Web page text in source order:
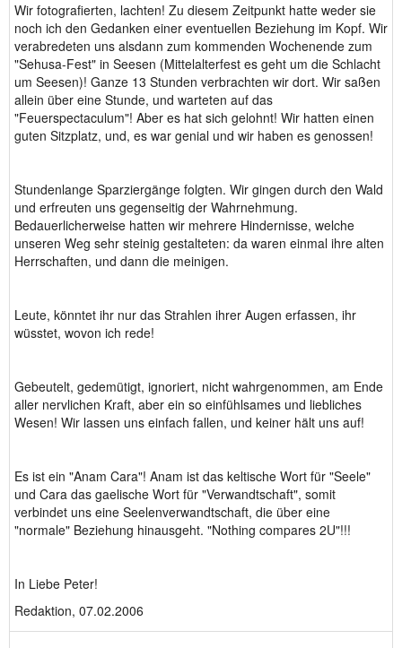
Wir fotografierten, lachten! Zu diesem Zeitpunkt hatte weder sie
noch ich den Gedanken einer eventuellen Beziehung im Kopf. Wir
verabredeten uns alsdann zum kommenden Wochenende zum
"Sehusa-Fest" in Seesen (Mittelalterfest es geht um die Schlacht
um Seesen)! Ganze 13 Stunden verbrachten wir dort. Wir saßen
allein über eine Stunde, und warteten auf das
"Feuerspectaculum"! Aber es hat sich gelohnt! Wir hatten einen
guten Sitzplatz, und, es war genial und wir haben es genossen!
Stundenlange Sparziergänge folgten. Wir gingen durch den Wald
und erfreuten uns gegenseitig der Wahrnehmung.
Bedauerlicherweise hatten wir mehrere Hindernisse, welche
unseren Weg sehr steinig gestalteten: da waren einmal ihre alten
Herrschaften, und dann die meinigen.
Leute, könntet ihr nur das Strahlen ihrer Augen erfassen, ihr
wüsstet, wovon ich rede!
Gebeutelt, gedemütigt, ignoriert, nicht wahrgenommen, am Ende
aller nervlichen Kraft, aber ein so einfühlsames und liebliches
Wesen! Wir lassen uns einfach fallen, und keiner hält uns auf!
Es ist ein "Anam Cara"! Anam ist das keltische Wort für "Seele"
und Cara das gaelische Wort für "Verwandtschaft", somit
verbindet uns eine Seelenverwandtschaft, die über eine
"normale" Beziehung hinausgeht. "Nothing compares 2U"!!!
In Liebe Peter!
Redaktion, 07.02.2006